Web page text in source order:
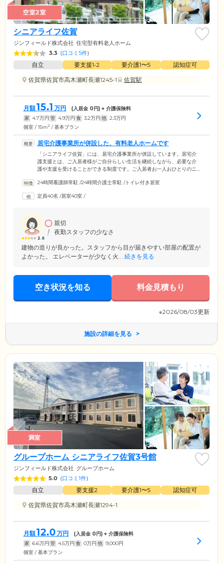
空室2室
シニアライフ佐賀
ジンフィールド株式会社 住宅型有料老人ホーム
3.3 (口コミ5件)
自立 要支援1•2 要介護1〜5
認知症可
佐賀県佐賀市高木瀬町長瀬1245-1
佐賀駅
月額15.1 万円 (入居金 0円) + 介護保険料
家 4.7万円 管 4.9万円 食 3.2万円 他 2.3万円
個室 / 15m2 / 基本プラン
居宅介護事業所が併設した、有料老人ホームです
「シニアライフ佐賀」には、居宅介護事業所が併設しています。居宅介
護支援とは、ご入居者様がご自分らしい生活を継続しながら、必要な介
護や支援を受けることができる制度です。ご入居者お一人おひとりのニ
ビスをご提供できるよう、個別のケアプランを作成します。また、ご入
や相談、アドバイスも行っています。
24時間看護師常駐 /24時間介護士常駐 /トイレ付き居室
定員40名 /居室40室 /
2.6
親切
夜勤スタッフの少なさ
建物の造りが良かった。スタッフから目が届きやすい部屋の配置が
よかった。 エレベーターが少なく火... 続きを見る
空き状況を知る 料金見積もり
※2026/08/03更新
施設の詳細を見る
満室
グループホーム シニアライフ佐賀3号館
ジンフィールド株式会社 グループホーム
5.0 (口コミ1件)
自立 要支援2 要介護1〜5
認知症可
佐賀県佐賀市高木瀬町長瀬1294-1
月額12.0 万円 (入居金 0円) + 介護保険料
家 6.6万円 管 4.5万円 食 0万円 他 9,000円
個室 / 基本プラン